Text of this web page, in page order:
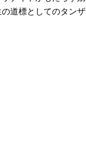
の道標としてのタン